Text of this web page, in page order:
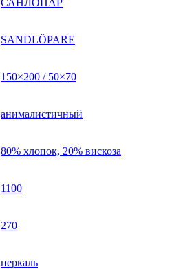
SANDLÖPARE
150×200 / 50×70
анималистичный
80% хлопок, 20% вискоза
1100
270
перкаль